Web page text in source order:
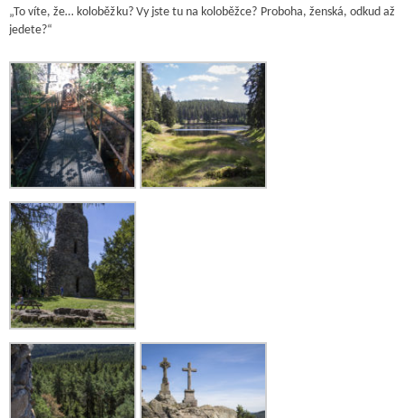
„To víte, že… koloběžku? Vy jste tu na koloběžce? Proboha, ženská, odkud až
jedete?“